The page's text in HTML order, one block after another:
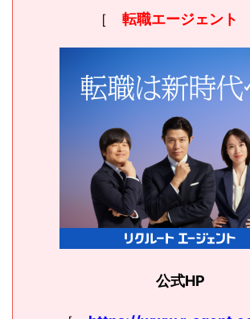
［ 転職エージェント
公式HP